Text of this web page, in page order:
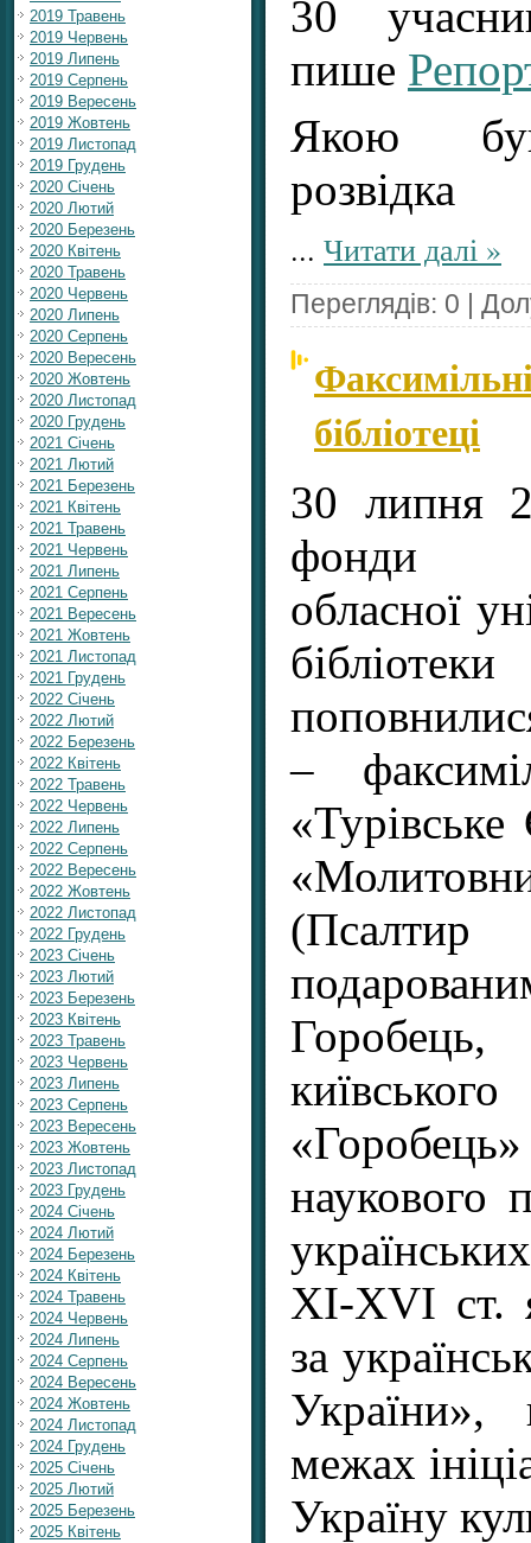
2019 Травень
2019 Червень
2019 Липень
2019 Серпень
2019 Вересень
2019 Жовтень
2019 Листопад
2019 Грудень
2020 Січень
2020 Лютий
2020 Березень
2020 Квітень
2020 Травень
2020 Червень
2020 Липень
2020 Серпень
2020 Вересень
2020 Жовтень
2020 Листопад
2020 Грудень
2021 Січень
2021 Лютий
2021 Березень
2021 Квітень
2021 Травень
2021 Червень
2021 Липень
2021 Серпень
2021 Вересень
2021 Жовтень
2021 Листопад
2021 Грудень
2022 Січень
2022 Лютий
2022 Березень
2022 Квітень
2022 Травень
2022 Червень
2022 Липень
2022 Серпень
2022 Вересень
2022 Жовтень
2022 Листопад
2022 Грудень
2023 Січень
2023 Лютий
2023 Березень
2023 Квітень
2023 Травень
2023 Червень
2023 Липень
2023 Серпень
2023 Вересень
2023 Жовтень
2023 Листопад
2023 Грудень
2024 Січень
2024 Лютий
2024 Березень
2024 Квітень
2024 Травень
2024 Червень
2024 Липень
2024 Серпень
2024 Вересень
2024 Жовтень
2024 Листопад
2024 Грудень
2025 Січень
2025 Лютий
2025 Березень
2025 Квітень
30
пише
Якою
розвідка
... Читати далі »
Переглядів: 0 |
бібліотеці
30 липня
фонди
обласної
–
наукового
XI-XVI ст.
за
України»,
межах
Україну